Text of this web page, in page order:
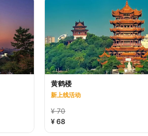
黄鹤楼
新上线活动
¥ 70
¥ 68